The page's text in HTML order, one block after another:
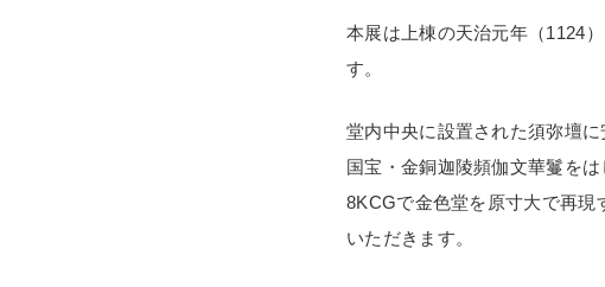
本展は上棟の天治元年（1124
す。
堂内中央に設置された須弥壇
国宝・金銅迦陵頻伽文華鬘を
8KCGで金色堂を原寸大で再現
いただきます。